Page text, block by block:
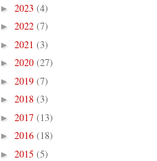
► 2023 (4)
► 2022 (7)
► 2021 (3)
► 2020 (27)
► 2019 (7)
► 2018 (3)
► 2017 (13)
► 2016 (18)
► 2015 (5)